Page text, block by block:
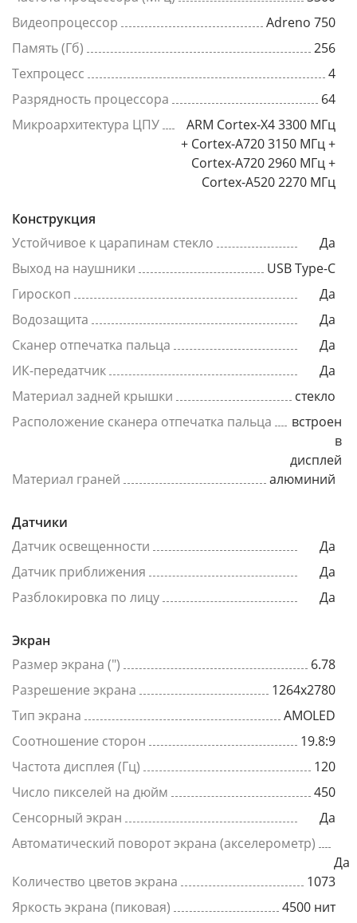
Видеопроцессор
Adreno 750
Память (Гб)
256
Техпроцесс
4
Разрядность процессора
64
Микроархитектура ЦПУ
ARM Cortex-X4 3300 МГц
+ Cortex-A720 3150 МГц +
Cortex-A720 2960 МГц +
Cortex-A520 2270 МГц
Конструкция
Устойчивое к царапинам стекло
Да
Выход на наушники
USB Type-C
Гироскоп
Да
Водозащита
Да
Сканер отпечатка пальца
Да
ИК-передатчик
Да
Материал задней крышки
стекло
Расположение сканера отпечатка пальца
встроен
в
дисплей
Материал граней
алюминий
Датчики
Датчик освещенности
Да
Датчик приближения
Да
Разблокировка по лицу
Да
Экран
Размер экрана (")
6.78
Разрешение экрана
1264x2780
Тип экрана
AMOLED
Соотношение сторон
19.8:9
Частота дисплея (Гц)
120
Число пикселей на дюйм
450
Сенсорный экран
Да
Автоматический поворот экрана (акселерометр)
Да
Количество цветов экрана
1073
Яркость экрана (пиковая)
4500 нит